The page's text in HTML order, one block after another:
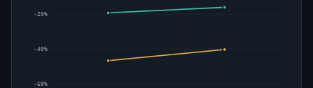
-60%
-40%
-20%